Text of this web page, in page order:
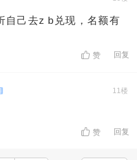
自己去z b兑现，名额有
赞 回复
11楼
赞 回复